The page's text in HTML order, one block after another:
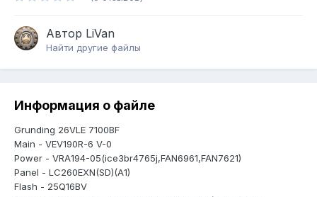
Автор LiVan
Найти другие файлы
Информация о файле
Grunding 26VLE 7100BF
Main - VEV190R-6 V-0
Power - VRA194-05(ice3br4765j,FAN6961,FAN7621)
Panel - LC260EXN(SD)(A1)
Flash - 25Q16BV